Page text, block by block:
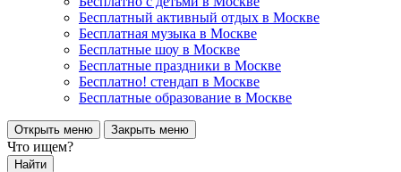
Бесплатный активный отдых в Москве
Бесплатная музыка в Москве
Бесплатные шоу в Москве
Бесплатные праздники в Москве
Бесплатно! стендап в Москве
Бесплатные образование в Москве
Открыть меню Закрыть меню
Что ищем?
Найти